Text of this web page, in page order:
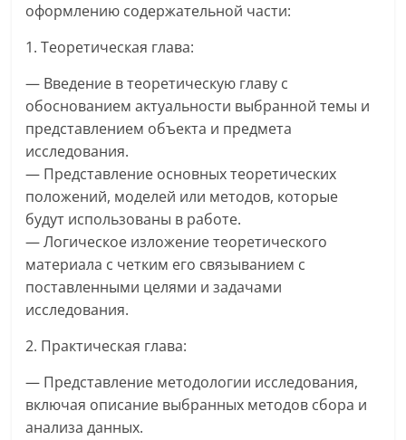
оформлению содержательной части:
1. Теоретическая глава:
— Введение в теоретическую главу с
обоснованием актуальности выбранной темы и
представлением объекта и предмета
исследования.
— Представление основных теоретических
положений, моделей или методов, которые
будут использованы в работе.
— Логическое изложение теоретического
материала с четким его связыванием с
поставленными целями и задачами
исследования.
2. Практическая глава:
— Представление методологии исследования,
включая описание выбранных методов сбора и
анализа данных.